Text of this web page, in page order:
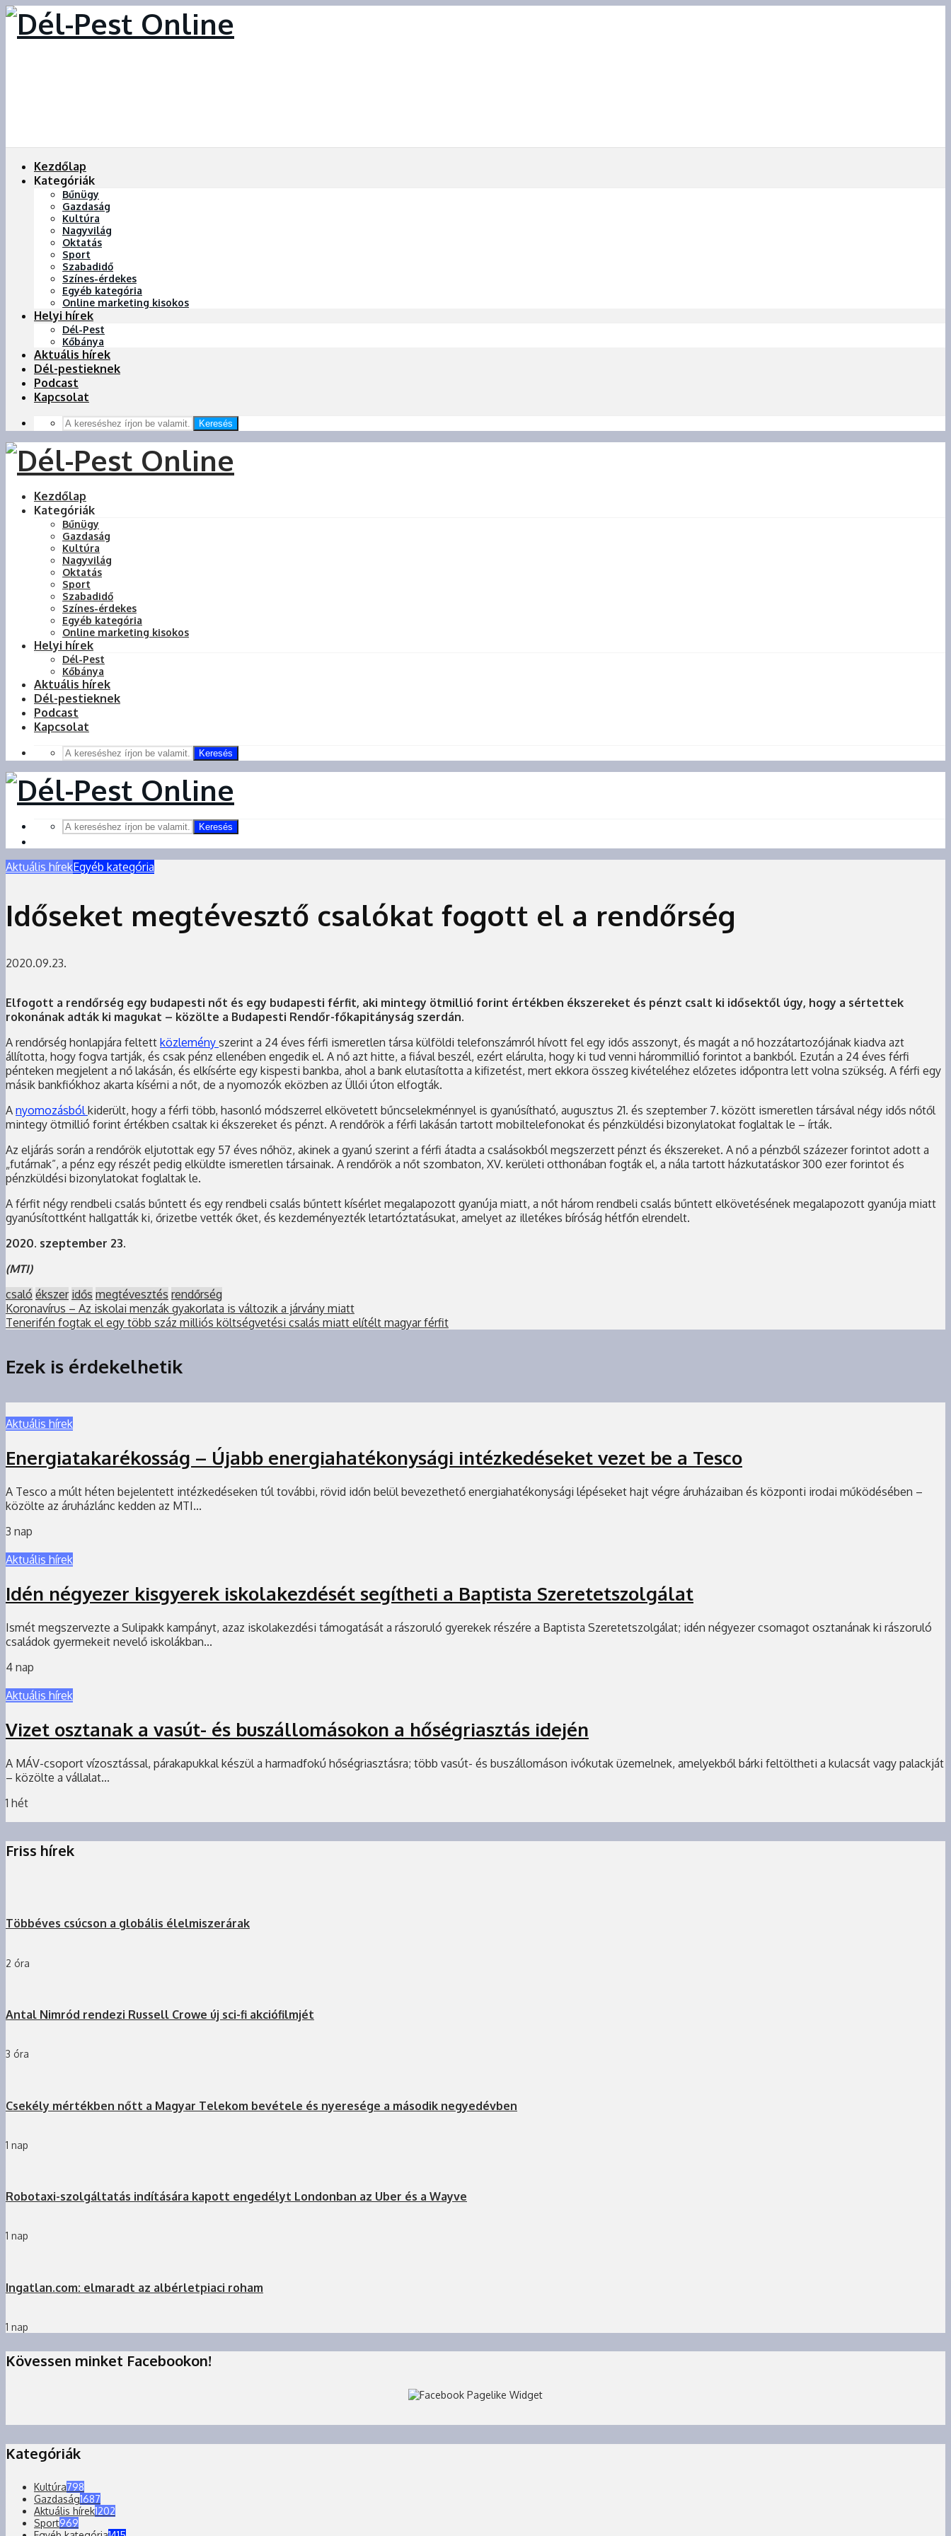
Kezdőlap
Kategóriák
Bűnügy
Gazdaság
Kultúra
Nagyvilág
Oktatás
Sport
Szabadidő
Színes-érdekes
Egyéb kategória
Online marketing kisokos
Helyi hírek
Dél-Pest
Kőbánya
Aktuális hírek
Dél-pestieknek
Podcast
Kapcsolat
Keresés
Kezdőlap
Kategóriák
Bűnügy
Gazdaság
Kultúra
Nagyvilág
Oktatás
Sport
Szabadidő
Színes-érdekes
Egyéb kategória
Online marketing kisokos
Helyi hírek
Dél-Pest
Kőbánya
Aktuális hírek
Dél-pestieknek
Podcast
Kapcsolat
Keresés
Keresés
Aktuális hírekEgyéb kategória
Időseket megtévesztő csalókat fogott el a rendőrség
2020.09.23.
Elfogott a rendőrség egy budapesti nőt és egy budapesti férfit, aki mintegy ötmillió forint értékben ékszereket és pénzt csalt ki idősektől úgy, hogy a sértettek
rokonának adták ki magukat – közölte a Budapesti Rendőr-főkapitányság szerdán.
A rendőrség honlapjára feltett közlemény szerint a 24 éves férfi ismeretlen társa külföldi telefonszámról hívott fel egy idős asszonyt, és magát a nő hozzátartozójának kiadva azt
állította, hogy fogva tartják, és csak pénz ellenében engedik el. A nő azt hitte, a fiával beszél, ezért elárulta, hogy ki tud venni hárommillió forintot a bankból. Ezután a 24 éves férfi
pénteken megjelent a nő lakásán, és elkísérte egy kispesti bankba, ahol a bank elutasította a kifizetést, mert ekkora összeg kivételéhez előzetes időpontra lett volna szükség. A férfi egy
másik bankfiókhoz akarta kísérni a nőt, de a nyomozók eközben az Üllői úton elfogták.
A nyomozásbólkiderült, hogy a férfi több, hasonló módszerrel elkövetett bűncselekménnyel is gyanúsítható, augusztus 21. és szeptember 7. között ismeretlen társával négy idős nőtől
mintegy ötmillió forint értékben csaltak ki ékszereket és pénzt. A rendőrök a férfi lakásán tartott mobiltelefonokat és pénzküldési bizonylatokat foglaltak le – írták.
Az eljárás során a rendőrök eljutottak egy 57 éves nőhöz, akinek a gyanú szerint a férfi átadta a csalásokból megszerzett pénzt és ékszereket. A nő a pénzből százezer forintot adott a
„futárnak”, a pénz egy részét pedig elküldte ismeretlen társainak. A rendőrök a nőt szombaton, XV. kerületi otthonában fogták el, a nála tartott házkutatáskor 300 ezer forintot és
pénzküldési bizonylatokat foglaltak le.
A férfit négy rendbeli csalás bűntett és egy rendbeli csalás bűntett kísérlet megalapozott gyanúja miatt, a nőt három rendbeli csalás bűntett elkövetésének megalapozott gyanúja miatt
gyanúsítottként hallgatták ki, őrizetbe vették őket, és kezdeményezték letartóztatásukat, amelyet az illetékes bíróság hétfőn elrendelt.
2020. szeptember 23.
(MTI)
csaló ékszer idős megtévesztés rendőrség
Koronavírus – Az iskolai menzák gyakorlata is változik a járvány miatt
Tenerifén fogtak el egy több száz milliós költségvetési csalás miatt elítélt magyar férfit
Ezek is érdekelhetik
Aktuális hírek
Energiatakarékosság – Újabb energiahatékonysági intézkedéseket vezet be a Tesco
A Tesco a múlt héten bejelentett intézkedéseken túl további, rövid időn belül bevezethető energiahatékonysági lépéseket hajt végre áruházaiban és központi irodai működésében –
közölte az áruházlánc kedden az MTI...
3 nap
Aktuális hírek
Idén négyezer kisgyerek iskolakezdését segítheti a Baptista Szeretetszolgálat
Ismét megszervezte a Sulipakk kampányt, azaz iskolakezdési támogatását a rászoruló gyerekek részére a Baptista Szeretetszolgálat; idén négyezer csomagot osztanának ki rászoruló
családok gyermekeit nevelő iskolákban...
4 nap
Aktuális hírek
Vizet osztanak a vasút- és buszállomásokon a hőségriasztás idején
A MÁV-csoport vízosztással, párakapukkal készül a harmadfokú hőségriasztásra; több vasút- és buszállomáson ivókutak üzemelnek, amelyekből bárki feltöltheti a kulacsát vagy palackját
– közölte a vállalat...
1 hét
Friss hírek
Többéves csúcson a globális élelmiszerárak
2 óra
Antal Nimród rendezi Russell Crowe új sci-fi akciófilmjét
3 óra
Csekély mértékben nőtt a Magyar Telekom bevétele és nyeresége a második negyedévben
1 nap
Robotaxi-szolgáltatás indítására kapott engedélyt Londonban az Uber és a Wayve
1 nap
Ingatlan.com: elmaradt az albérletpiaci roham
1 nap
Kövessen minket Facebookon!
Kategóriák
Kultúra798
Gazdaság1687
Aktuális hírek1202
Sport969